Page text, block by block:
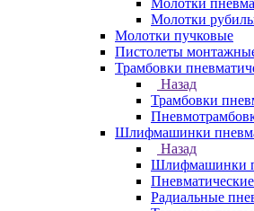
Молотки
Молотки
Молотки пучковые
Пистолеты
Трамбовки
Назад
Трамбовки
Шлифмашинки
Назад
Шлифмашинки
Радиальные